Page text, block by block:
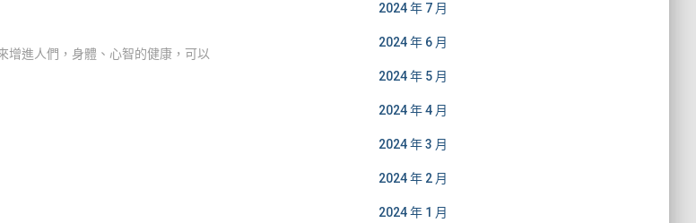
增進人們，身體、心智的健康，可以
2024 年 7 月
2024 年 6 月
2024 年 5 月
2024 年 4 月
2024 年 3 月
2024 年 2 月
2024 年 1 月